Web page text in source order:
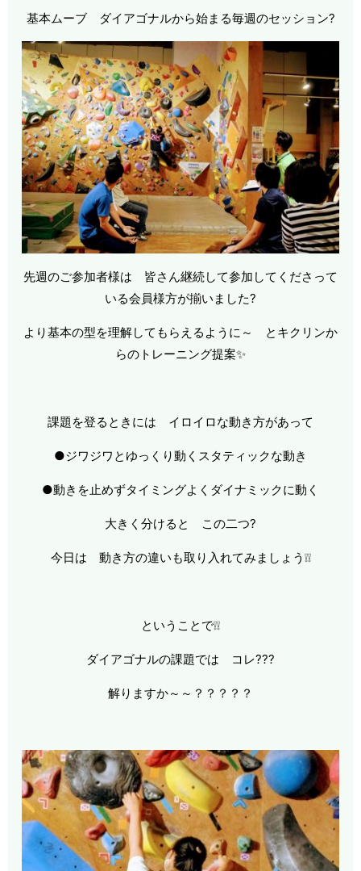
基本ムーブ ダイアゴナルから始まる毎週のセッション?
先週のご参加者様は 皆さん継続して参加してくださって
いる会員様方が揃いました?
より基本の型を理解してもらえるように～ とキクリンか
らのトレーニング提案✨
課題を登るときには イロイロな動き方があって
●ジワジワとゆっくり動くスタティックな動き
●動きを止めずタイミングよくダイナミックに動く
大きく分けると この二つ?
今日は 動き方の違いも取り入れてみましょう❕❕
ということで❕❕
ダイアゴナルの課題では コレ???
解りますか～～？？？？？